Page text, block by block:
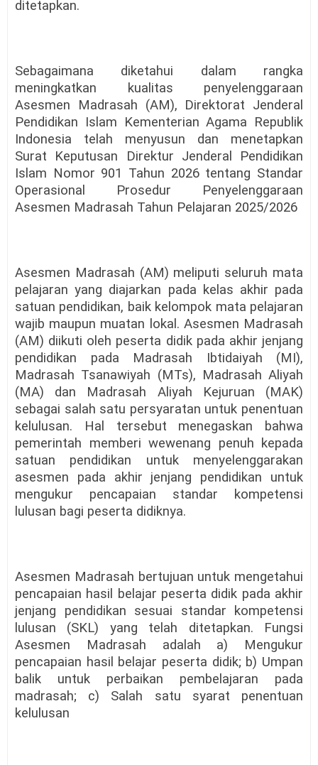
ditetapkan.
Sebagaimana diketahui dalam rangka
meningkatkan kualitas penyelenggaraan
Asesmen Madrasah (AM), Direktorat Jenderal
Pendidikan Islam Kementerian Agama Republik
Indonesia telah menyusun dan menetapkan
Surat Keputusan Direktur Jenderal Pendidikan
Islam Nomor 901 Tahun 2026 tentang Standar
Operasional Prosedur Penyelenggaraan
Asesmen Madrasah Tahun Pelajaran 2025/2026
Asesmen Madrasah (AM) meliputi seluruh mata
pelajaran yang diajarkan pada kelas akhir pada
satuan pendidikan, baik kelompok mata pelajaran
wajib maupun muatan lokal. Asesmen Madrasah
(AM) diikuti oleh peserta didik pada akhir jenjang
pendidikan pada Madrasah Ibtidaiyah (MI),
Madrasah Tsanawiyah (MTs), Madrasah Aliyah
(MA) dan Madrasah Aliyah Kejuruan (MAK)
sebagai salah satu persyaratan untuk penentuan
kelulusan. Hal tersebut menegaskan bahwa
pemerintah memberi wewenang penuh kepada
satuan pendidikan untuk menyelenggarakan
asesmen pada akhir jenjang pendidikan untuk
mengukur pencapaian standar kompetensi
lulusan bagi peserta didiknya.
Asesmen Madrasah bertujuan untuk mengetahui
pencapaian hasil belajar peserta didik pada akhir
jenjang pendidikan sesuai standar kompetensi
lulusan (SKL) yang telah ditetapkan. Fungsi
Asesmen Madrasah adalah a) Mengukur
pencapaian hasil belajar peserta didik; b) Umpan
balik untuk perbaikan pembelajaran pada
madrasah; c) Salah satu syarat penentuan
kelulusan